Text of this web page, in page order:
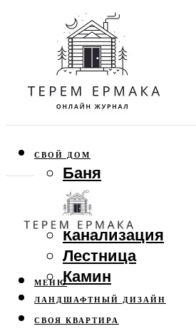
СВОЙ ДОМ
Баня
Веранда
Забор
Канализация
Лестница
Камин
ЛАНДШАФТНЫЙ ДИЗАЙН
СВОЯ КВАРТИРА
МЕНЮ